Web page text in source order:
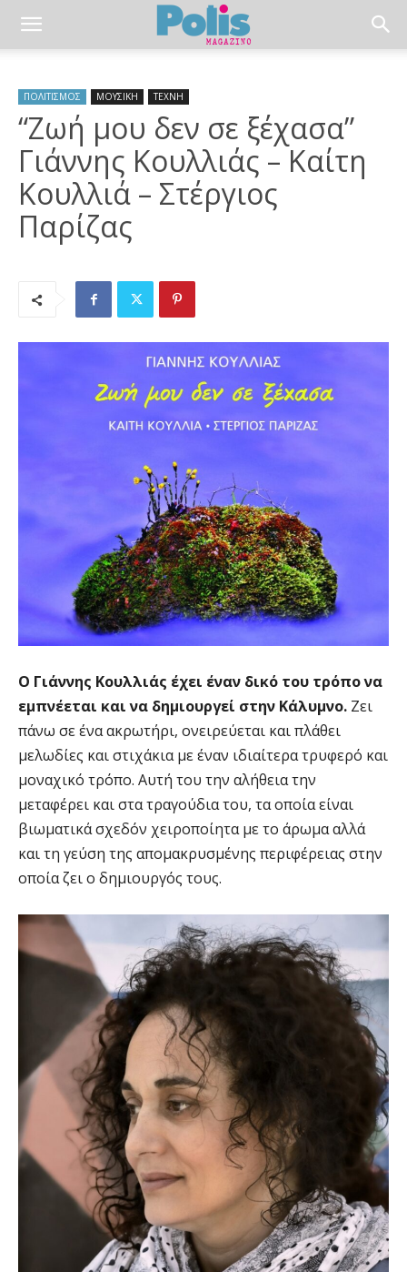
ΠΟΛΙΤΙΣΜΟΣ ΜΟΥΣΙΚΗ ΤΕΧΝΗ
“Ζωή μου δεν σε ξέχασα”
Γιάννης Κουλλιάς – Καίτη
Κουλλιά – Στέργιος
Παρίζας
Ο Γιάννης Κουλλιάς έχει έναν δικό του τρόπο να
εμπνέεται και να δημιουργεί στην Κάλυμνο. Ζει
πάνω σε ένα ακρωτήρι, ονειρεύεται και πλάθει
μελωδίες και στιχάκια με έναν ιδιαίτερα τρυφερό και
μοναχικό τρόπο. Αυτή του την αλήθεια την
μεταφέρει και στα τραγούδια του, τα οποία είναι
βιωματικά σχεδόν χειροποίητα με το άρωμα αλλά
και τη γεύση της απομακρυσμένης περιφέρειας στην
οποία ζει ο δημιουργός τους.